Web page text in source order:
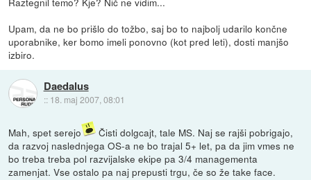
Upam, da ne bo prišlo do tožbo, saj bo to najbolj udarilo končne
uporabnike, ker bomo imeli ponovno (kot pred leti), dosti manjšo
izbiro.
Daedalus
:: 18. maj 2007, 08:01
Mah, spet serejo
Čisti dolgcajt, tale MS. Naj se rajši pobrigajo,
da razvoj naslednjega OS-a ne bo trajal 5+ let, pa da jim vmes ne
bo treba treba pol razvijalske ekipe pa 3/4 managementa
zamenjat. Vse ostalo pa naj prepusti trgu, če so že take face.